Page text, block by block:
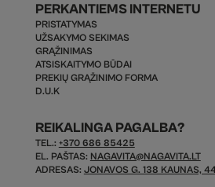
PERKANTIEMS INTERNETU
PRISTATYMAS
UŽSAKYMO SEKIMAS
GRĄŽINIMAS
ATSISKAITYMO BŪDAI
PREKIŲ GRĄŽINIMO FORMA
D.U.K
REIKALINGA PAGALBA?
TEL.: +370 686 85425
EL. PAŠTAS: NAGAVITA@NAGAVITA.LT
ADRESAS: JONAVOS G. 138 KAUNAS,